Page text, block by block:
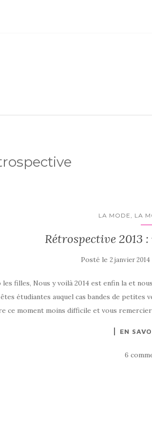
LA MODE, LA
Rétrospective 2013
Posté le2 janvier 2014
les filles, Nous y voilà 2014 est enfin la et
étudiantes auquel cas bandes de petites
ce moment moins difficile et vous
EN
6